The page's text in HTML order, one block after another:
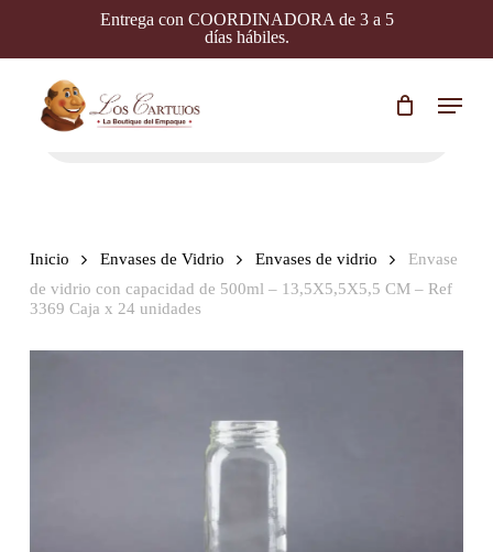
Entrega con COORDINADORA de 3 a 5
días hábiles.
Menu
Búsqueda
de
Inicio Envases de Vidrio Envases de vidrio
Envase
de vidrio con capacidad de 500ml – 13,5X5,5X5,5 CM – Ref
3369 Caja x 24 unidades